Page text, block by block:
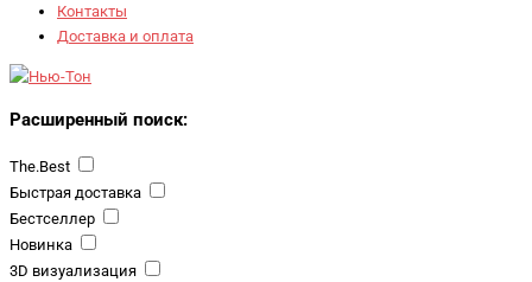
Контакты
Доставка и оплата
Расширенный поиск:
The.Best
Быстрая доставка
Бестселлер
Новинка
3D визуализация